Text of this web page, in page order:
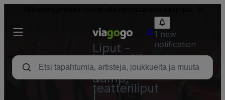
Liput -
konsertti,
urheilu
&amp;
teatteriliput
1 new
notification